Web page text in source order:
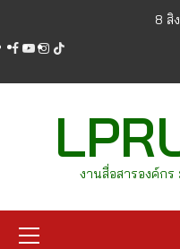
content
8 สิ
facebook
youtube
instagram
tiktok
งานสื่อสารองค์ก
Menu